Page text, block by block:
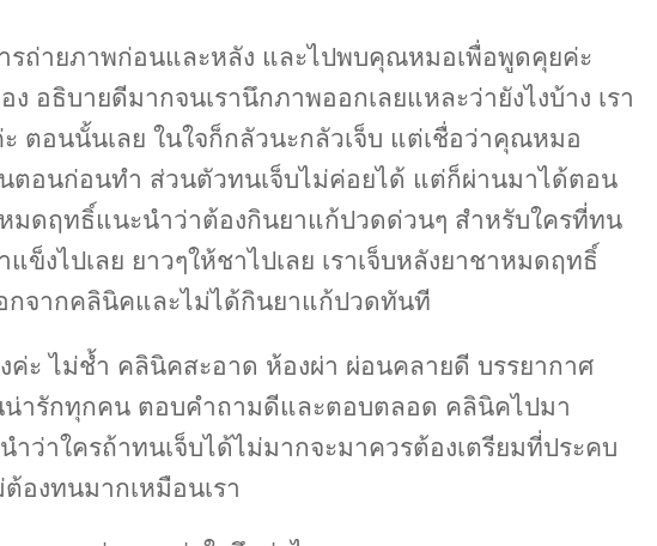
ถ่ายภาพก่อนและหลัง และไปพบคุณหมอเพื่อพูดคุยค่ะ
อธิบายดีมากจนเรานึกภาพออกเลยแหละว่ายังไงบ้าง เรา
ตอนนั้นเลย ในใจก็กลัวนะกลัวเจ็บ แต่เชื่อว่าคุณหมอ
ตอนก่อนทำ ส่วนตัวทนเจ็บไม่ค่อยได้ แต่ก็ผ่านมาได้ตอน
มดฤทธิ์แนะนำว่าต้องกินยาแก้ปวดด่วนๆ สำหรับใครที่ทน
ข็งไปเลย ยาวๆให้ชาไปเลย เราเจ็บหลังยาชาหมดฤทธิ์
กจากคลินิคและไม่ได้กินยาแก้ปวดทันที
ะ ไม่ช้ำ คลินิคสะอาด ห้องผ่า ผ่อนคลายดี บรรยากาศ
น่ารักทุกคน ตอบคำถามดีและตอบตลอด คลินิคไปมา
ำว่าใครถ้าทนเจ็บได้ไม่มากจะมาควรต้องเตรียมที่ประคบ
องทนมากเหมือนเรา